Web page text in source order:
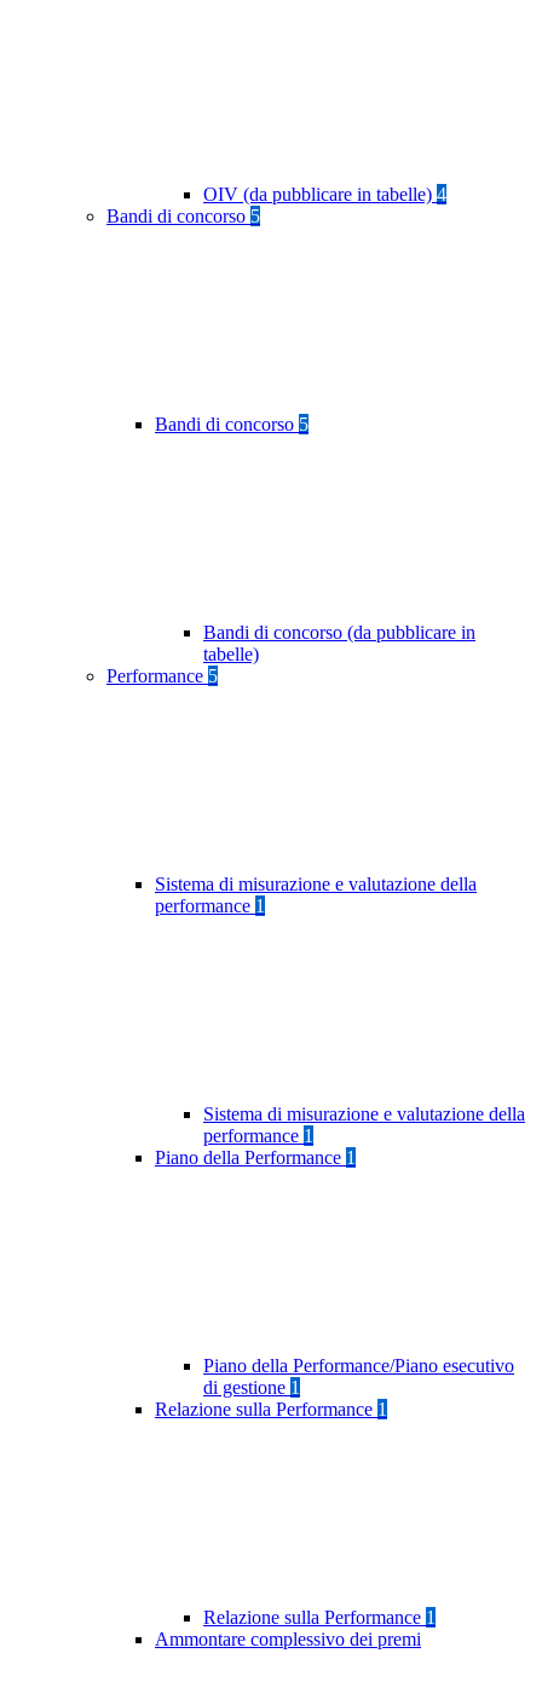
OIV (da pubblicare in tabelle) 4
Bandi di concorso 5
Bandi di concorso 5
Bandi di concorso (da pubblicare in
tabelle)
Performance 5
Sistema di misurazione e valutazione della
performance 1
Sistema di misurazione e valutazione della
performance 1
Piano della Performance 1
Piano della Performance/Piano esecutivo
di gestione 1
Relazione sulla Performance 1
Relazione sulla Performance 1
Ammontare complessivo dei premi